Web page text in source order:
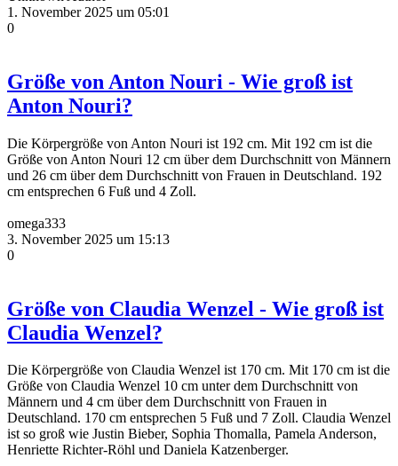
1. November 2025 um 05:01
0
Größe von Anton Nouri - Wie groß ist
Anton Nouri?
Die Körpergröße von Anton Nouri ist 192 cm. Mit 192 cm ist die
Größe von Anton Nouri 12 cm über dem Durchschnitt von Männern
und 26 cm über dem Durchschnitt von Frauen in Deutschland. 192
cm entsprechen 6 Fuß und 4 Zoll.
omega333
3. November 2025 um 15:13
0
Größe von Claudia Wenzel - Wie groß ist
Claudia Wenzel?
Die Körpergröße von Claudia Wenzel ist 170 cm. Mit 170 cm ist die
Größe von Claudia Wenzel 10 cm unter dem Durchschnitt von
Männern und 4 cm über dem Durchschnitt von Frauen in
Deutschland. 170 cm entsprechen 5 Fuß und 7 Zoll. Claudia Wenzel
ist so groß wie Justin Bieber, Sophia Thomalla, Pamela Anderson,
Henriette Richter-Röhl und Daniela Katzenberger.